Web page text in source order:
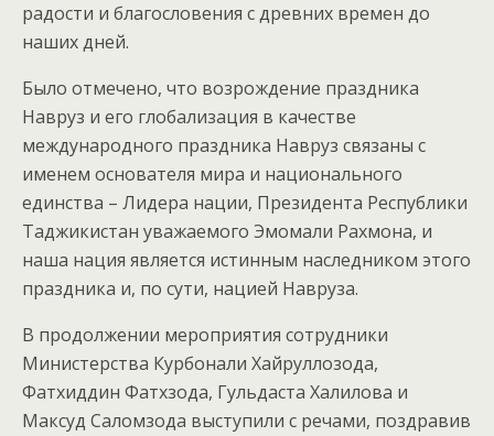
радости и благословения с древних времен до
наших дней.
Было отмечено, что возрождение праздника
Навруз и его глобализация в качестве
международного праздника Навруз связаны с
именем основателя мира и национального
единства – Лидера нации, Президента Республики
Таджикистан уважаемого Эмомали Рахмона, и
наша нация является истинным наследником этого
праздника и, по сути, нацией Навруза.
В продолжении мероприятия сотрудники
Министерства Курбонали Хайруллозода,
Фатхиддин Фатхзода, Гульдаста Халилова и
Максуд Саломзода выступили с речами, поздравив